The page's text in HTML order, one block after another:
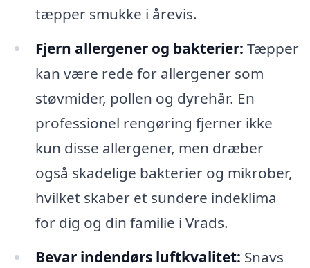
tæpper smukke i årevis.
Fjern allergener og bakterier: Tæpper
kan være rede for allergener som
støvmider, pollen og dyrehår. En
professionel rengøring fjerner ikke
kun disse allergener, men dræber
også skadelige bakterier og mikrober,
hvilket skaber et sundere indeklima
for dig og din familie i Vrads.
Bevar indendørs luftkvalitet: Snavs